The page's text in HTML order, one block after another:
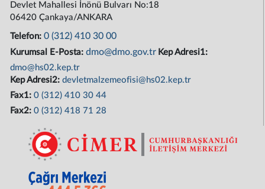
Devlet Mahallesi İnönü Bulvarı No:18
06420 Çankaya/ANKARA
Telefon:0 (312) 410 30 00
Kurumsal E-Posta:dmo@dmo.gov.tr Kep Adresi1:
dmo@hs02.kep.tr
Kep Adresi2:devletmalzemeofisi@hs02.kep.tr
Fax1:0 (312) 410 30 44
Fax2:0 (312) 418 71 28